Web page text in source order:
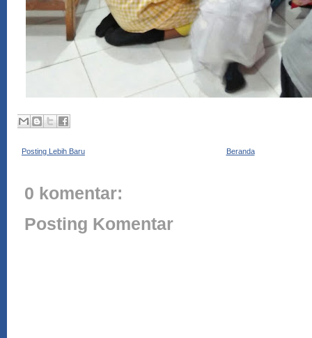
Posting Lebih Baru Beranda
0 komentar:
Posting Komentar